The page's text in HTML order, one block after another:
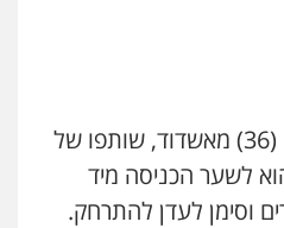
עורך דין פלילי
פשיעה חמורה
(36) מאשדוד, שותפו של
לשער הכניסה מיד
וסימן לעדן להתרחק.